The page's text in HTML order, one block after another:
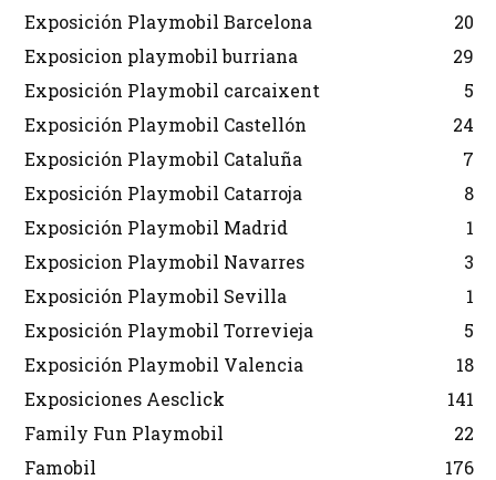
Exposición Playmobil Barcelona
20
Exposicion playmobil burriana
29
Exposición Playmobil carcaixent
5
Exposición Playmobil Castellón
24
Exposición Playmobil Cataluña
7
Exposición Playmobil Catarroja
8
Exposición Playmobil Madrid
1
Exposicion Playmobil Navarres
3
Exposición Playmobil Sevilla
1
Exposición Playmobil Torrevieja
5
Exposición Playmobil Valencia
18
Exposiciones Aesclick
141
Family Fun Playmobil
22
Famobil
176